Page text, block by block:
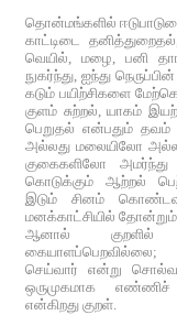
தொன்மங்களில்
காட்டிடை
வெயில், மழை, பனி
நுகர்ந்து, ஐந்து
கடும் பயிற்சிகளை
குளம் சுற்றல், யாகம்
பெறுதல் என்பதும் தவம்
அல்லது மலையிலோ
குகைகளிலோ அமர்ந்து
கொடுக்கும் ஆற்றல்
இடும் சினம்
மனக்காட்சியில்
ஆனால் குறளில்
செய்வார் என்று
ஒருமுகமாக
என்கிறது குறள்.